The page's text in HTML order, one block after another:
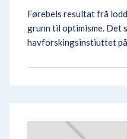
‍Førebels resultat frå
grunn til optimisme. Det
havforskingsinstiuttet på